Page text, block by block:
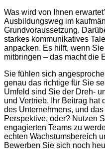
Was wird von Ihnen
Ausbildungsweg im
Grundvoraussetzung.
starkes kommunikatives
anpacken. Es hilft, wenn
mitbringen – das macht die
Sie fühlen sich
genau das richtige für Sie
Umfeld sind Sie der Dreh-
und Vertrieb. Ihr Beitrag hat
des Unternehmens, und
Perspektive, oder? Nutzen
engagierten Teams zu
echten Wachstumsbereich
Bewerben Sie sich noch